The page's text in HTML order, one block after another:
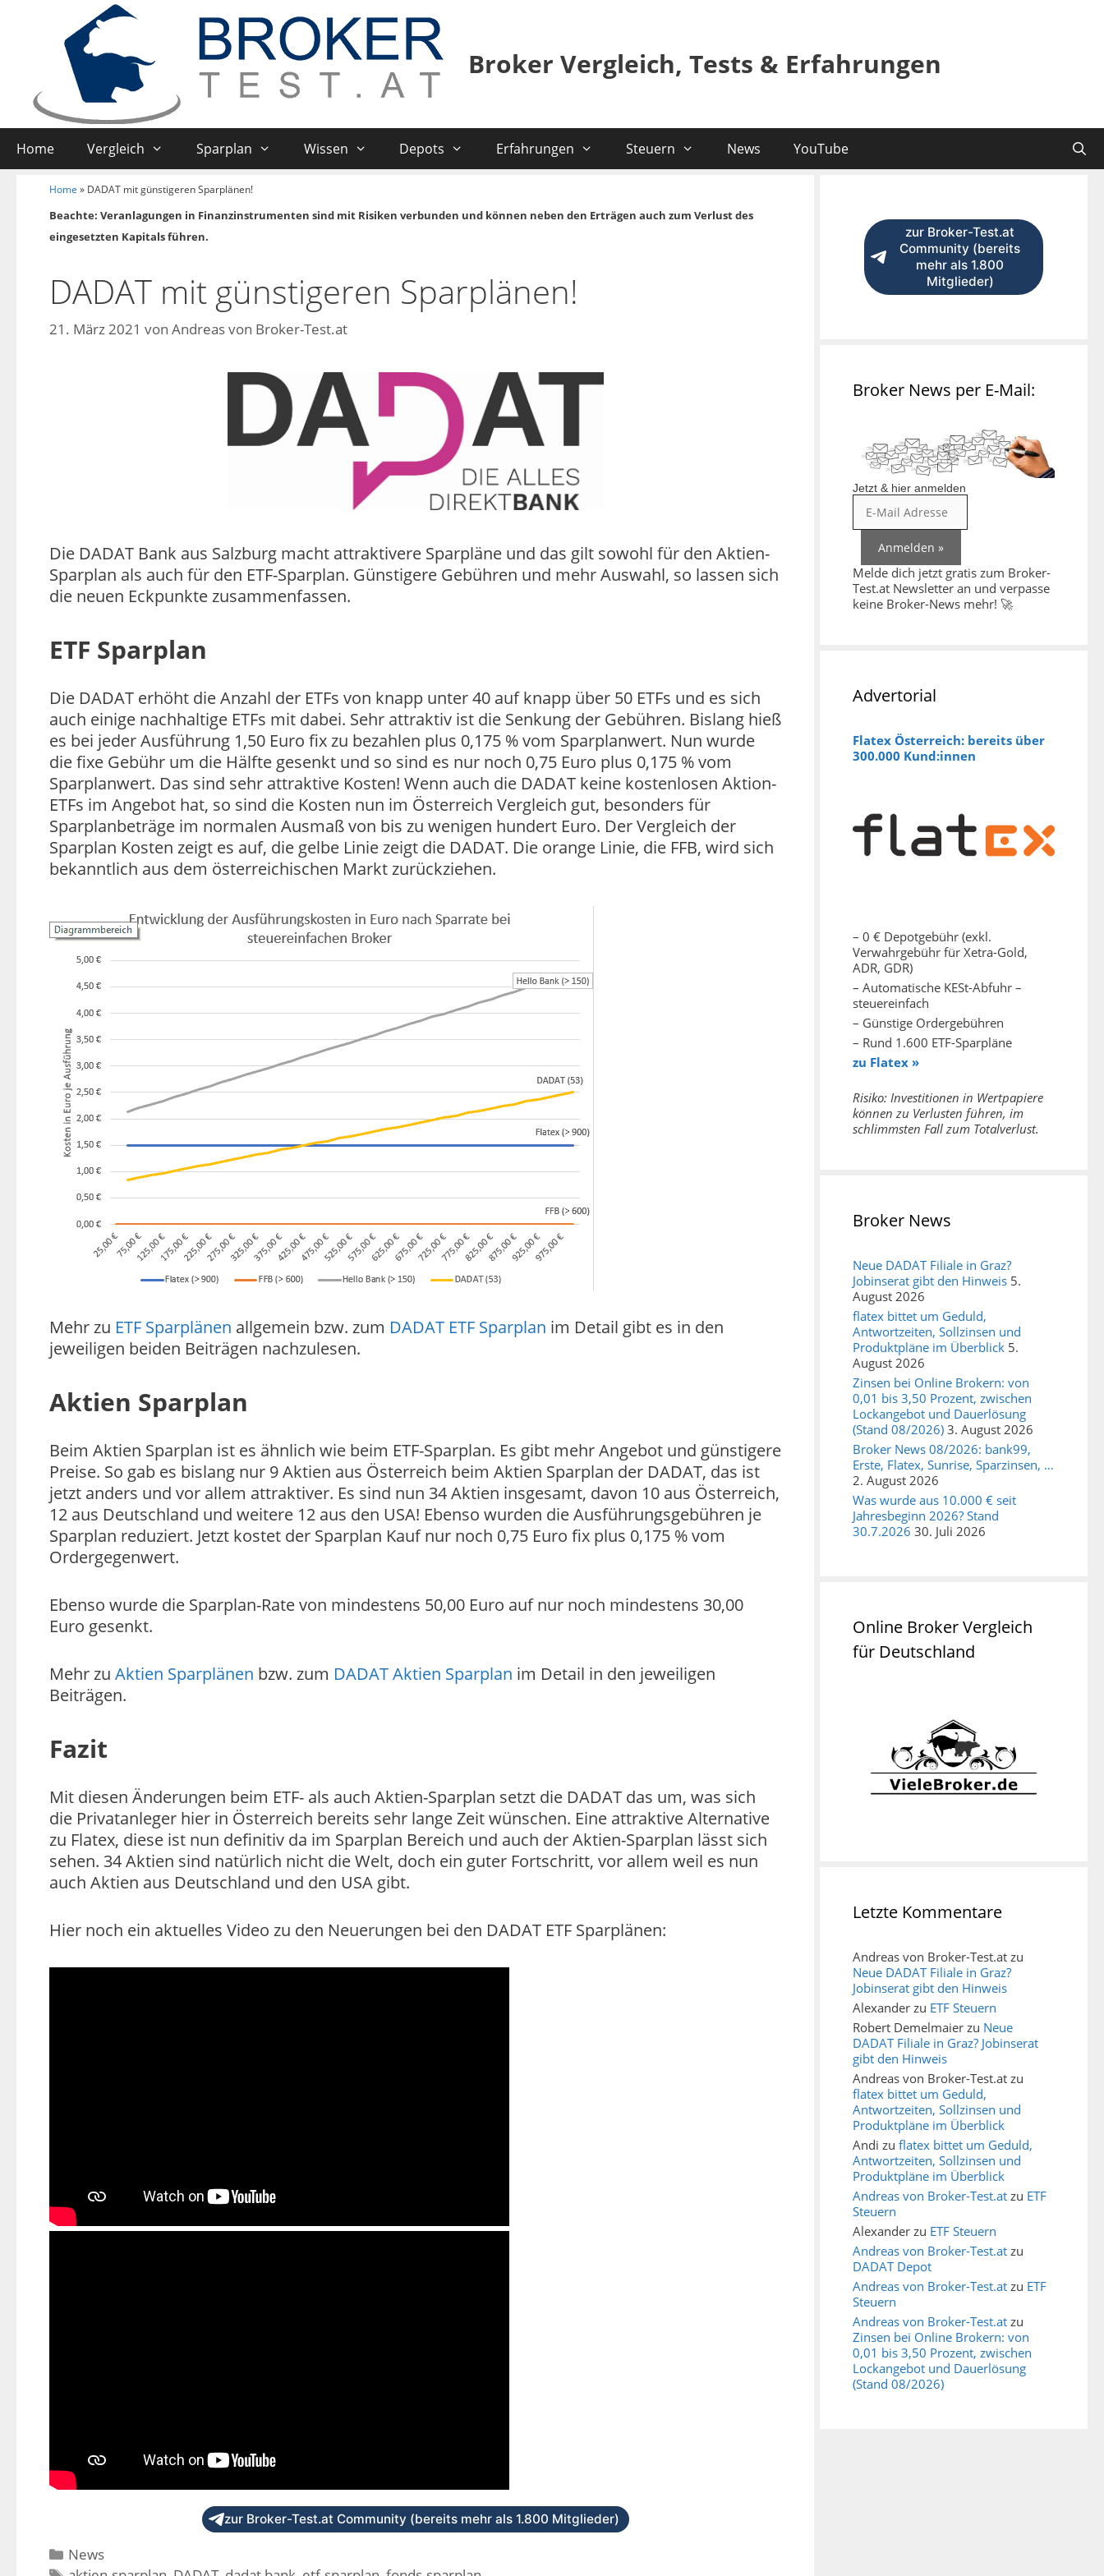
Broker Vergleich, Tests & Erfahrungen
Home Vergleich Sparplan Wissen Depots Erfahrungen Steuern News YouTube
Home » DADAT mit günstigeren Sparplänen!
Beachte: Veranlagungen in Finanzinstrumenten sind mit Risiken verbunden und können neben den Erträgen auch zum Verlust des
eingesetzten Kapitals führen.
DADAT mit günstigeren Sparplänen!
21. März 2021 von Andreas von Broker-Test.at
Die DADAT Bank aus Salzburg macht attraktivere Sparpläne und das gilt sowohl für den Aktien-
Sparplan als auch für den ETF-Sparplan. Günstigere Gebühren und mehr Auswahl, so lassen sich
die neuen Eckpunkte zusammenfassen.
ETF Sparplan
Die DADAT erhöht die Anzahl der ETFs von knapp unter 40 auf knapp über 50 ETFs und es sich
auch einige nachhaltige ETFs mit dabei. Sehr attraktiv ist die Senkung der Gebühren. Bislang hieß
es bei jeder Ausführung 1,50 Euro fix zu bezahlen plus 0,175 % vom Sparplanwert. Nun wurde
die fixe Gebühr um die Hälfte gesenkt und so sind es nur noch 0,75 Euro plus 0,175 % vom
Sparplanwert. Das sind sehr attraktive Kosten! Wenn auch die DADAT keine kostenlosen Aktion-
ETFs im Angebot hat, so sind die Kosten nun im Österreich Vergleich gut, besonders für
Sparplanbeträge im normalen Ausmaß von bis zu wenigen hundert Euro. Der Vergleich der
Sparplan Kosten zeigt es auf, die gelbe Linie zeigt die DADAT. Die orange Linie, die FFB, wird sich
bekanntlich aus dem österreichischen Markt zurückziehen.
Mehr zu ETF Sparplänen allgemein bzw. zum DADAT ETF Sparplan im Detail gibt es in den
jeweiligen beiden Beiträgen nachzulesen.
Aktien Sparplan
Beim Aktien Sparplan ist es ähnlich wie beim ETF-Sparplan. Es gibt mehr Angebot und günstigere
Preise. So gab es bislang nur 9 Aktien aus Österreich beim Aktien Sparplan der DADAT, das ist
jetzt anders und vor allem attraktiver. Es sind nun 34 Aktien insgesamt, davon 10 aus Österreich,
12 aus Deutschland und weitere 12 aus den USA! Ebenso wurden die Ausführungsgebühren je
Sparplan reduziert. Jetzt kostet der Sparplan Kauf nur noch 0,75 Euro fix plus 0,175 % vom
Ordergegenwert.
Ebenso wurde die Sparplan-Rate von mindestens 50,00 Euro auf nur noch mindestens 30,00
Euro gesenkt.
Mehr zu Aktien Sparplänen bzw. zum DADAT Aktien Sparplan im Detail in den jeweiligen
Beiträgen.
Fazit
Mit diesen Änderungen beim ETF- als auch Aktien-Sparplan setzt die DADAT das um, was sich
die Privatanleger hier in Österreich bereits sehr lange Zeit wünschen. Eine attraktive Alternative
zu Flatex, diese ist nun definitiv da im Sparplan Bereich und auch der Aktien-Sparplan lässt sich
sehen. 34 Aktien sind natürlich nicht die Welt, doch ein guter Fortschritt, vor allem weil es nun
auch Aktien aus Deutschland und den USA gibt.
Hier noch ein aktuelles Video zu den Neuerungen bei den DADAT ETF Sparplänen:
zur Broker-Test.at Community (bereits mehr als 1.800 Mitglieder)
News
zur Broker-Test.at
Community (bereits
mehr als 1.800
Mitglieder)
Broker News per E-Mail:
Jetzt & hier anmelden
Melde dich jetzt gratis zum Broker-
Test.at Newsletter an und verpasse
keine Broker-News mehr! 🚀
Advertorial
Flatex Österreich: bereits über
300.000 Kund:innen
– 0 € Depotgebühr (exkl.
Verwahrgebühr für Xetra-Gold,
ADR, GDR)
– Automatische KESt-Abfuhr –
steuereinfach
– Günstige Ordergebühren
– Rund 1.600 ETF-Sparpläne
zu Flatex »
Risiko: Investitionen in Wertpapiere
können zu Verlusten führen, im
schlimmsten Fall zum Totalverlust.
Broker News
Neue DADAT Filiale in Graz?
Jobinserat gibt den Hinweis 5.
August 2026
flatex bittet um Geduld,
Antwortzeiten, Sollzinsen und
Produktpläne im Überblick 5.
August 2026
Zinsen bei Online Brokern: von
0,01 bis 3,50 Prozent, zwischen
Lockangebot und Dauerlösung
(Stand 08/2026) 3. August 2026
Broker News 08/2026: bank99,
Erste, Flatex, Sunrise, Sparzinsen, …
2. August 2026
Was wurde aus 10.000 € seit
Jahresbeginn 2026? Stand
30.7.2026 30. Juli 2026
Online Broker Vergleich
für Deutschland
Letzte Kommentare
Andreas von Broker-Test.at zu
Neue DADAT Filiale in Graz?
Jobinserat gibt den Hinweis
Alexander zu ETF Steuern
Robert Demelmaier zu Neue
DADAT Filiale in Graz? Jobinserat
gibt den Hinweis
Andreas von Broker-Test.at zu
flatex bittet um Geduld,
Antwortzeiten, Sollzinsen und
Produktpläne im Überblick
Andi zu flatex bittet um Geduld,
Antwortzeiten, Sollzinsen und
Produktpläne im Überblick
Andreas von Broker-Test.at zu ETF
Steuern
Alexander zu ETF Steuern
Andreas von Broker-Test.at zu
DADAT Depot
Andreas von Broker-Test.at zu ETF
Steuern
Andreas von Broker-Test.at zu
Zinsen bei Online Brokern: von
0,01 bis 3,50 Prozent, zwischen
Lockangebot und Dauerlösung
(Stand 08/2026)